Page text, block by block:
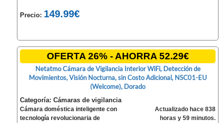
Precio: 149.99€
OFERTA 26% - AHORRA 52.29€
Netatmo Cámara de Vigilancia Interior WiFi, Detección de
Movimientos, Visión Nocturna, sin Costo Adicional, NSC01-EU
(Welcome), Dorado
Categoría: Cámaras de vigilancia
Cámara doméstica inteligente con
tecnología revolucionaria de
Actualizado hace 838
horas y 59 minutos.